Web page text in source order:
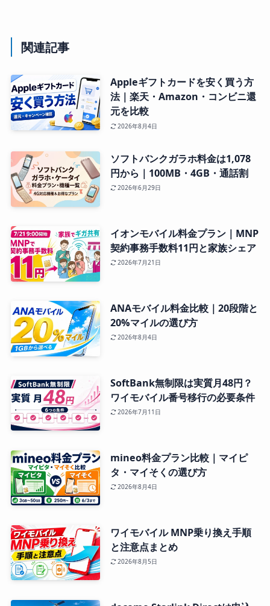
関連記事
Appleギフトカードを安く買う方
法｜楽天・Amazon・コンビニ還
元を比較
2026年8月4日
ソフトバンクガラホ料金は1,078
円から｜100MB・4GB・通話割
2026年6月29日
イオンモバイル料金プラン｜MNP
契約事務手数料11円と家族シェア
2026年7月21日
ANAモバイル料金比較｜20段階と
20%マイルの選び方
2026年8月4日
SoftBank無制限は実質月48円？
ワイモバイル番号移行の必要条件
2026年7月11日
mineo料金プラン比較｜マイピ
タ・マイそくの選び方
2026年8月4日
ワイモバイル MNP乗り換え手順
と注意点まとめ
2026年8月5日